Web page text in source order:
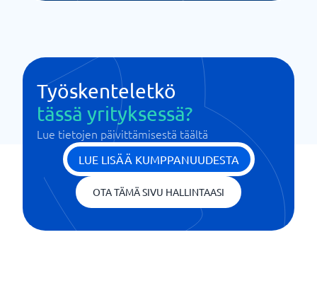
Työskenteletkö
tässä yrityksessä?
Lue tietojen päivittämisestä täältä
LUE LISÄÄ KUMPPANUUDESTA
OTA TÄMÄ SIVU HALLINTAASI